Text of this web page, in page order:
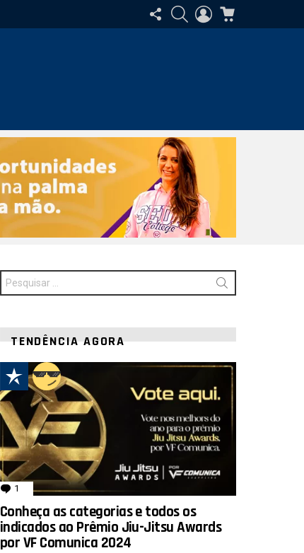
SIGA-
NOS
PESQUISAR
ENTRAR
Procurar
por:
TENDÊNCIA AGORA
1 comentário
Conheça as categorias e todos os
indicados ao Prêmio Jiu-Jitsu Awards
por VF Comunica 2024